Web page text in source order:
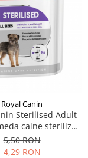
Royal Canin
Sterilised Adult
caine sterilizat
(loaf), 85 g
5,50 RON
4,29 RON